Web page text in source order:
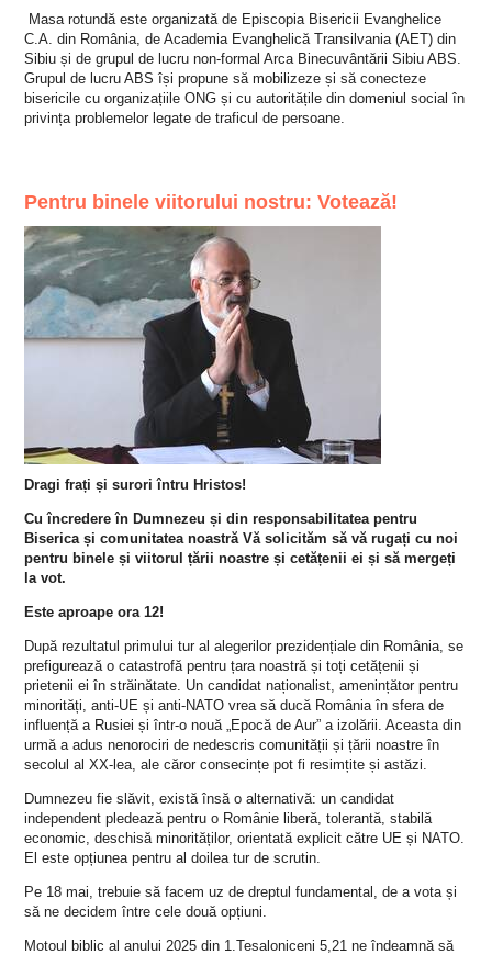
Masa rotundă este organizată de Episcopia Bisericii Evanghelice
C.A. din România, de Academia Evanghelică Transilvania (AET) din
Sibiu și de grupul de lucru non-formal Arca Binecuvântării Sibiu ABS.
Grupul de lucru ABS își propune să mobilizeze și să conecteze
bisericile cu organizațiile ONG și cu autoritățile din domeniul social în
privința problemelor legate de traficul de persoane.
Pentru binele viitorului nostru: Votează!
Dragi frați și surori întru Hristos!
Cu încredere în Dumnezeu și din responsabilitatea pentru
Biserica și comunitatea noastră Vă solicităm să vă rugați cu noi
pentru binele și viitorul țării noastre și cetățenii ei și să mergeți
la vot.
Este aproape ora 12!
După rezultatul primului tur al alegerilor prezidențiale din România, se
prefigurează o catastrofă pentru țara noastră și toți cetățenii și
prietenii ei în străinătate. Un candidat naționalist, amenințător pentru
minorități, anti-UE și anti-NATO vrea să ducă România în sfera de
influență a Rusiei și într-o nouă „Epocă de Aur” a izolării. Aceasta din
urmă a adus nenorociri de nedescris comunității și țării noastre în
secolul al XX-lea, ale căror consecințe pot fi resimțite și astăzi.
Dumnezeu fie slăvit, există însă o alternativă: un candidat
independent pledează pentru o Românie liberă, tolerantă, stabilă
economic, deschisă minorităților, orientată explicit către UE și NATO.
El este opțiunea pentru al doilea tur de scrutin.
Pe 18 mai, trebuie să facem uz de dreptul fundamental, de a vota și
să ne decidem între cele două opțiuni.
Motoul biblic al anului 2025 din 1.Tesaloniceni 5,21 ne îndeamnă să